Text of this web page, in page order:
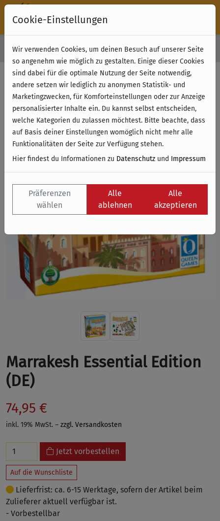
Kostenloser Versand & Retoure ab 49 € (innerhalb Deutschlands)
Marrakesh Essential Edition
(DE)
74,95 €
inkl. 19% MwSt. – zzgl. Versandkosten
Jetzt vorbestellen
Auf die Wunschliste
Lieferfrist: ca. 6-15 Werktage, sofern der Artikel beim
Zulieferer aktuell verfügbar ist.
- Vorbestellbar
Cookie-Einstellungen
Wir verwenden Cookies, um deinen Besuch auf unserer Seite
so angenehm wie möglich zu gestalten. Einige dieser Cookies
sind dabei für die optimale Nutzung der Seite notwendig,
andere setzen wir lediglich zu anonymen Statistik- und
Marketingzwecken, für Komforteinstellungen oder zur Anzeige
personalisierter Inhalte ein. Du kannst selbst entscheiden,
welche Kategorien du zulassen möchtest. Bitte beachte, dass
auf Basis deiner Einstellungen womöglich nicht mehr alle
Funktionalitäten der Seite zur Verfügung stehen.
Hier findest du Informationen zu Datenschutz und Impressum
Präferenzen
wählen
Alle
ablehnen
Alle
akzeptieren